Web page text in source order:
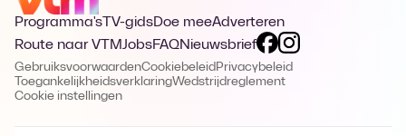
Programma's TV-gidsDoe meeAdverteren
Route naar VTMJobsFAQNieuwsbrief
GebruiksvoorwaardenCookiebeleid Privacybeleid
ToegankelijkheidsverklaringWedstrijdreglement
Cookie instellingen